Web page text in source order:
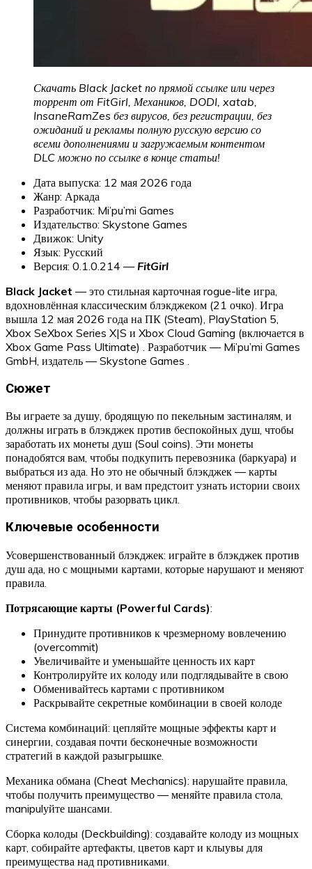
Скачать Black Jacket по прямой ссылке или через
торрент от FitGirl, Механиков, DODI, xatab,
InsaneRamZes без вирусов, без регистрации, без
ожиданий и рекламы полную русскую версию со
всеми дополнениями и загружаемым контентом
DLC можно по ссылке в конце статьи!
Дата выпуска: 12 мая 2026 года
Жанр: Аркада
Разработчик: Mi’pu’mi Games
Издательство: Skystone Games
Движок: Unity
Язык: Русский
Версия: 0.1.0.214 — FitGirl
Black Jacket — это стильная карточная rogue-lite игра,
вдохновлённая классическим блэкджеком (21 очко). Игра
вышла 12 мая 2026 года на ПК (Steam), PlayStation 5,
Xbox SeXbox Series X|S и Xbox Cloud Gaming (включается в
Xbox Game Pass Ultimate) . Разработчик — Mi’pu’mi Games
GmbH, издатель — Skystone Games .
Сюжет
Вы играете за душу, бродящую по пекельным застиналям, и
должны играть в блэкджек против беспокойных душ, чтобы
заработать их монеты душ (Soul coins). Эти монеты
понадобятся вам, чтобы подкупить перевозника (баркуара) и
выбраться из ада. Но это не обычный блэкджек — карты
меняют правила игры, и вам предстоит узнать истории своих
противников, чтобы разорвать цикл.
Ключевые особенности
Усовершенствованный блэкджек: играйте в блэкджек против
душ ада, но с мощными картами, которые нарушают и меняют
правила.
Потрясающие карты (Powerful Cards):
Принудите противников к чрезмерному вовлечению
(overcommit)
Увеличивайте и уменьшайте ценность их карт
Контролируйте их колоду или подглядывайте в свою
Обменивайтесь картами с противником
Раскрывайте секретные комбинации в своей колоде
Система комбинаций: цепляйте мощные эффекты карт и
синергии, создавая почти бесконечные возможности
стратегий в каждой разыгрышке.
Механика обмана (Cheat Mechanics): нарушайте правила,
чтобы получить преимущество — меняйте правила стола,
manipulуйте шансами.
Сборка колоды (Deckbuilding): создавайте колоду из мощных
карт, собирайте артефакты, цветов карт и клыувы для
преимущества над противниками.